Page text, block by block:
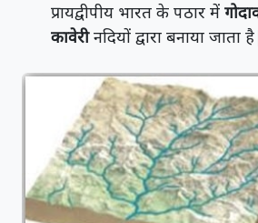
प्रायद्वीपीय भारत के पठार में
कावेरीनदियों द्वारा बनाया जाता